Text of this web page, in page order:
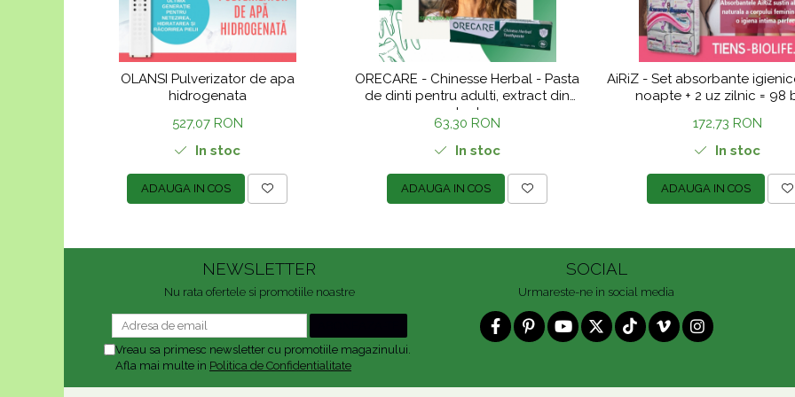
OLANSI Pulverizator de apa
hidrogenata
527,07 RON
In stoc
ADAUGA IN COS
ORECARE - Chinesse Herbal - Pasta
de dinti pentru adulti, extract din
plante
63,30 RON
In stoc
ADAUGA IN COS
AiRiZ - Set absorbante
noapte + 2 uz zilnic = 98
172,73 RON
In stoc
ADAUGA IN COS
NEWSLETTER
Nu rata ofertele si promotiile noastre
Vreau sa primesc newsletter cu promotiile magazinului.
Afla mai multe in Politica de Confidentialitate
SOCIAL
Urmareste-ne in social media